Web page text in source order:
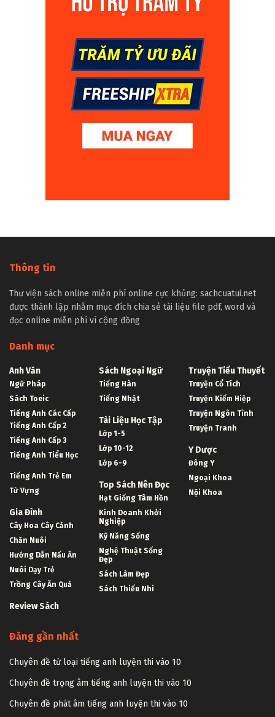
Thông tin
Thư viện sách online miễn phí online cực khủng: sachcuatui.net
được thành lập nhằm mục đích chia sẻ tài liệu file pdf, word và
đọc online miễn phí vì cộng đồng
Danh mục
Anh Văn
Ngữ Pháp
Sách Toeic
Tiếng Anh Các Cấp
Tiếng Anh Cấp 2
Tiếng Anh Cấp 3
Tiếng Anh Tiểu Học
Tiếng Anh Trẻ Em
Từ Vựng
Gia Đình
Cây Hoa Cây Cảnh
Chăn Nuôi
Hướng Dẫn Nấu Ăn
Nuôi Dạy Trẻ
Trồng Cây Ăn Quả
Review Sách
Sách Ngoại Ngữ
Tiếng Hàn
Tiếng Nhật
Tài Liệu Học Tập
Lớp 1-5
Lớp 10-12
Lớp 6-9
Top Sách Nên Đọc
Hạt Giống Tâm Hồn
Kinh Doanh Khởi
Nghiệp
Kỹ Năng Sống
Nghệ Thuật Sống
Đẹp
Sách Làm Đẹp
Sách Thiếu Nhi
Truyện Tiểu Thuyết
Truyện Cổ Tích
Truyện Kiếm Hiệp
Truyện Ngôn Tình
Truyện Tranh
Y Dược
Đông Y
Ngoại Khoa
Nội Khoa
Đăng gần nhất
Chuyên đề từ loại tiếng anh luyện thi vào 10
Chuyên đề trọng âm tiếng anh luyện thi vào 10
Chuyên đề phát âm tiếng anh luyện thi vào 10